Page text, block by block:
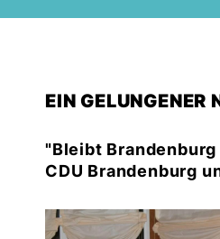
EIN
"Bleibt
CDU Brandenburg